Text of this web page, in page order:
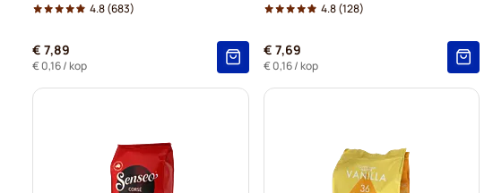
4.8(683)
€ 7,89
€ 0,16/ kop
4.8(128)
€ 7,69
€ 0,16/ kop